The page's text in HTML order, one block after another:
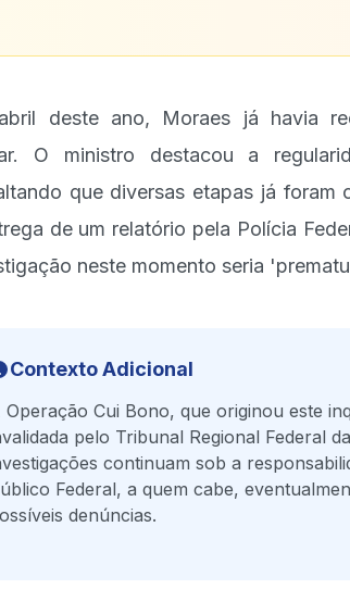
deste ano, Moraes já havia
O ministro destacou a
que diversas etapas já foram
de um relatório pela Polícia
neste momento seria
Contexto Adicional
Operação Cui Bono, que originou este
pelo Tribunal Regional Federal
continuam sob a
Federal, a quem cabe,
denúncias.